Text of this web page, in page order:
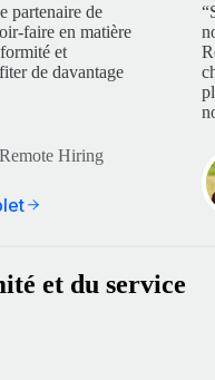
partenaire de
faire en matière
et
de davantage
Hiring
et du service